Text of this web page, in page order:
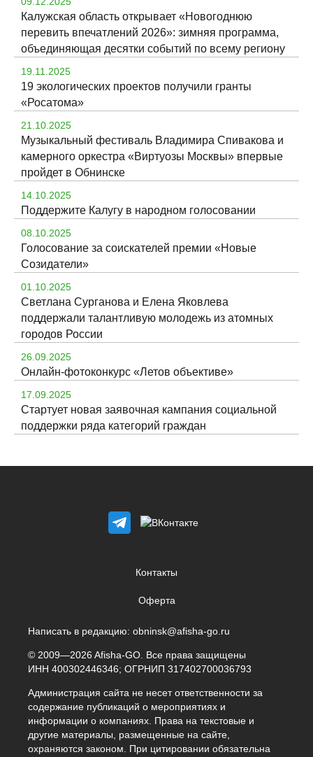
Калужская область открывает «Новогоднюю
перевить впечатлений 2026»: зимняя программа,
объединяющая десятки событий по всему региону
19.11.2025
19 экологических проектов получили гранты
«Росатома»
21.10.2025
Музыкальный фестиваль Владимира Спивакова и
камерного оркестра «Виртуозы Москвы» впервые
пройдет в Обнинске
14.10.2025
Поддержите Калугу в народном голосовании
08.10.2025
Голосование за соискателей премии «Новые
Созидатели»
01.10.2025
Светлана Сурганова и Елена Яковлева
поддержали талантливую молодежь из атомных
городов России
26.09.2025
Онлайн-фотоконкурс «Летов объективе»
17.09.2025
Стартует новая заявочная кампания социальной
поддержки ряда категорий граждан
Написать в редакцию: obninsk@afisha-go.ru
© 2009—2026 Afisha-GO. Все права защищены
ИНН 400302446346; ОГРНИП 317402700036793
Администрация сайта не несет ответственности за
содержание публикаций о мероприятиях и
информации о компаниях. Права на текстовые и
другие материалы, размещенные на сайте,
охраняются законом. При цитировании обязательна
Контакты
Оферта